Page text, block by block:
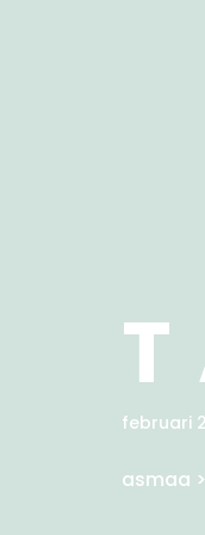
februari
asmaa >